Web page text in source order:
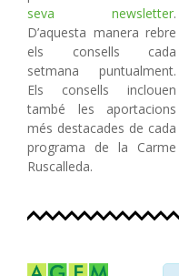
seva newsletter.
D’aquesta manera rebre
els consells cada
setmana puntualment.
Els consells inclouen
també les aportacions
més destacades de cada
programa de la Carme
Ruscalleda.